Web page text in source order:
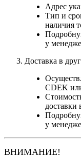
Адрес
Тип и
наличия
у
Доставка в
CDEK
у
ВНИМАНИЕ!